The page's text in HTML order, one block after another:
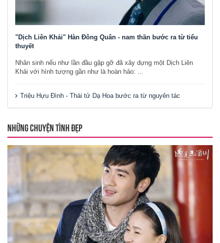
"Dịch Liên Khải" Hàn Đông Quân - nam thần bước ra từ tiểu
thuyết
Nhân sinh nếu như lần đầu gặp gỡ đã xây dựng một Dịch Liên
Khải với hình tượng gần như là hoàn hảo: ...
Triệu Hựu Đình - Thái tử Dạ Hoa bước ra từ nguyên tác
NHỮNG CHUYỆN TÌNH ĐẸP